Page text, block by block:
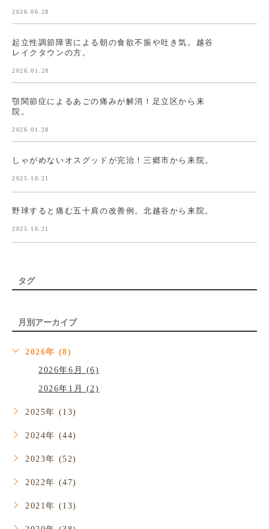
2026.06.28
起立性調節障害による朝の食欲不振や吐き気。越谷
レイクタウンの方。
2026.01.28
顎関節症によるあごの痛みが解消！足立区から来
院。
2026.01.28
しゃがめないオスグッドが完治！三郷市から来院。
2025.10.21
野球すると痛む五十肩の改善例。北越谷から来院。
2025.10.21
タグ
月別アーカイブ
2026年 (8)
2026年6月 (6)
2026年1月 (2)
2025年 (13)
2024年 (44)
2023年 (52)
2022年 (47)
2021年 (13)